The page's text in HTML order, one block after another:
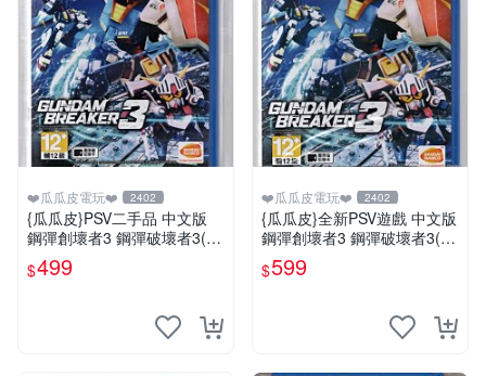
❤️瓜瓜皮電玩❤️ 2402
{瓜瓜皮}PSV二手品 中文版
鋼彈創壞者3 鋼彈破壞者3(遊
戲都能回收)
$499
❤️瓜瓜皮電玩❤️ 2402
{瓜瓜皮}全新PSV遊戲 中文版
鋼彈創壞者3 鋼彈破壞者3(遊
戲都有回收)
$599